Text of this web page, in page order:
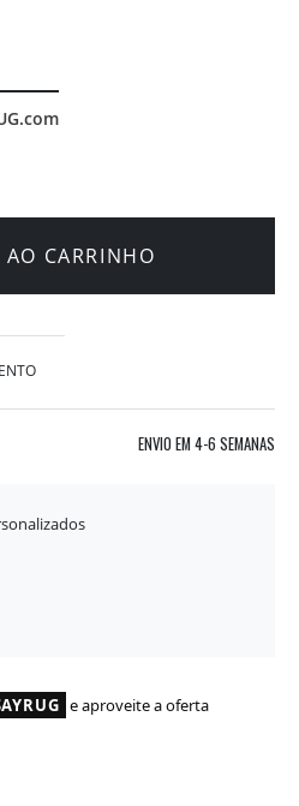
CARRINHO
ENVIO EM 4-6 SEMANAS
e aproveite a oferta